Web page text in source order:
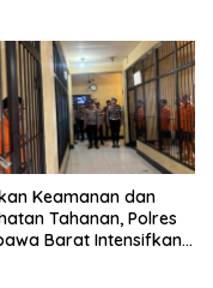
Keamanan dan
Tahanan, Polres
Barat Intensifkan